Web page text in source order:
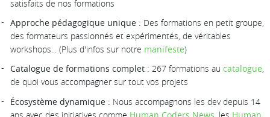
satisfaits de nos formations
Approche pédagogique unique : Des formations en petit groupe,
des formateurs passionnés et expérimentés, de véritables
workshops... (Plus d'infos sur notre manifeste)
Catalogue de formations complet : 267 formations au catalogue,
de quoi vous accompagner sur tout vos projets
Écosystème dynamique : Nous accompagnons les dev depuis 14